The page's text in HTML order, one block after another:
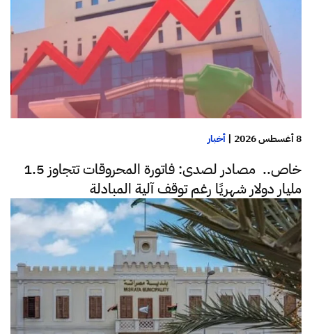
8 أغسطس 2026 | أخبار
خاص.. مصادر لصدى: فاتورة المحروقات تتجاوز 1.5
مليار دولار شهريًا رغم توقف آلية المبادلة